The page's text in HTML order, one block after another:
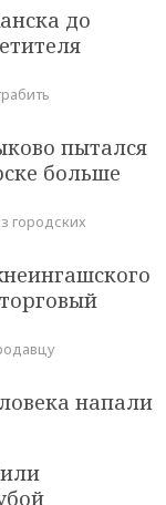
до
пытался
больше
городских
напали